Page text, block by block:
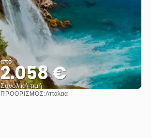
από
2.058 €
Συνολική τιμή
Βλέπω
ΠΡΟΟΡΙΣΜΌΣ:Αττάλεια